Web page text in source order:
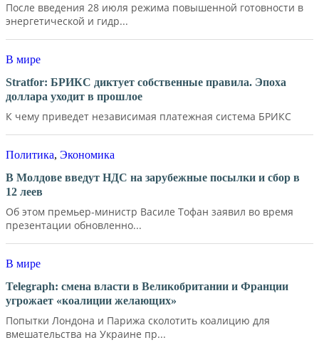
После введения 28 июля режима повышенной готовности в
энергетической и гидр...
В мире
Stratfor: БРИКС диктует собственные правила. Эпоха
доллара уходит в прошлое
К чему приведет независимая платежная система БРИКС
Политика, Экономика
В Молдове введут НДС на зарубежные посылки и сбор в
12 леев
Об этом премьер-министр Василе Тофан заявил во время
презентации обновленно...
В мире
Telegraph: смена власти в Великобритании и Франции
угрожает «коалиции желающих»
Попытки Лондона и Парижа сколотить коалицию для
вмешательства на Украине пр...